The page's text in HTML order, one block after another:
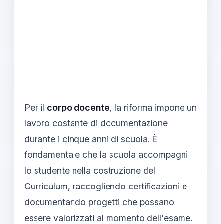
Per il corpo docente, la riforma impone un
lavoro costante di documentazione
durante i cinque anni di scuola. È
fondamentale che la scuola accompagni
lo studente nella costruzione del
Curriculum, raccogliendo certificazioni e
documentando progetti che possano
essere valorizzati al momento dell'esame.